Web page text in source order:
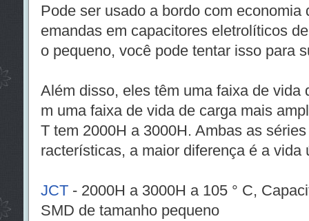
Pode ser usado a bordo com economia
emandas em capacitores eletrolíticos
o pequeno, você pode tentar isso para
Além disso, eles têm uma faixa de vida
m uma faixa de vida de carga mais
T tem 2000H a 3000H. Ambas as
racterísticas, a maior diferença é a vida
JCT- 2000H a 3000H a 105 ° C,
SMD de tamanho pequeno